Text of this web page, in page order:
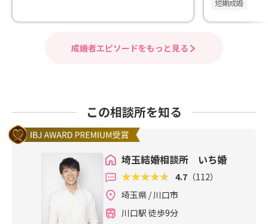
短期成婚
成婚者エピソードをもっと見る
この相談所を知る
埼玉結婚相談所 いち婚
4.7 （112）
埼玉県 / 川口市
川口駅 徒歩9分